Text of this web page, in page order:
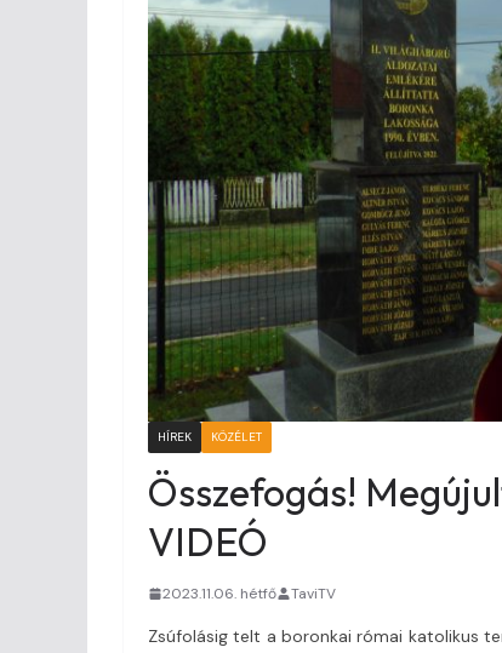
HÍREK KÖZÉLET
Összefogás!
VIDEÓ
2023.11.06. hétfő TaviTV
Zsúfolásig telt a boronkai római katolikus